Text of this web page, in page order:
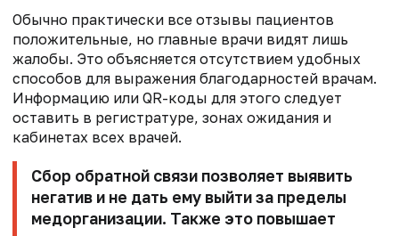
Обычно практически все отзывы пациентов
положительные, но главные врачи видят лишь
жалобы. Это объясняется отсутствием удобных
способов для выражения благодарностей врачам.
Информацию или QR-коды для этого следует
оставить в регистратуре, зонах ожидания и
кабинетах всех врачей.
Сбор обратной связи позволяет выявить
негатив и не дать ему выйти за пределы
медорганизации. Также это повышает